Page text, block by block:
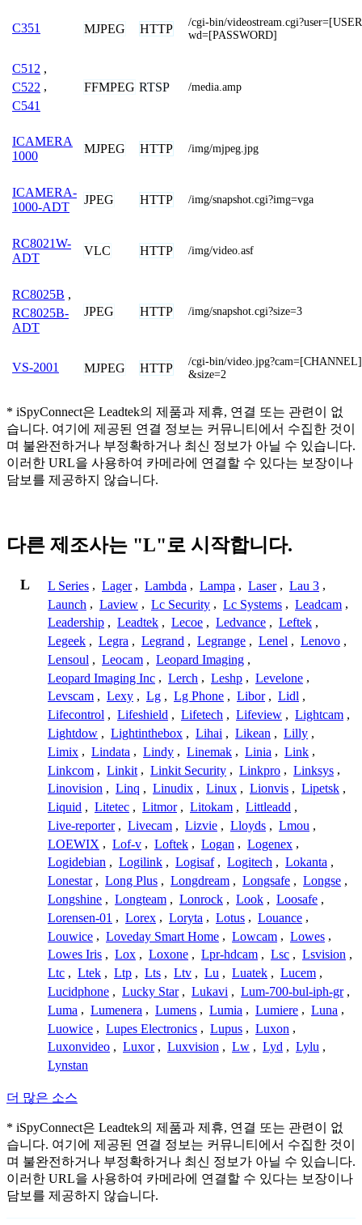
C351 MJPEG HTTP
/cgi-bin/
wd=[PASSWORD]
C512 ,
C522 ,
C541
FFMPEG RTSP /media.amp
ICAMERA
1000
MJPEG HTTP /img/mjpeg.jpg
ICAMERA-
1000-ADT
JPEG HTTP /img/snapshot.cgi?img=vga
RC8021W-
ADT
VLC HTTP /img/video.asf
RC8025B ,
RC8025B-
ADT
JPEG HTTP /img/snapshot.cgi?size=3
VS-2001 MJPEG HTTP
/cgi-bin/
&size=2
* iSpyConnect은 Leadtek의 제품과 제휴, 연결 또는 관련이 없
습니다. 여기에 제공된 연결 정보는 커뮤니티에서 수집한 것이
며 불완전하거나 부정확하거나 최신 정보가 아닐 수 있습니다.
이러한 URL을 사용하여 카메라에 연결할 수 있다는 보장이나
담보를 제공하지 않습니다.
다른 제조사는 "L"로 시작합니다.
L L Series , Lager , Lambda , Lampa , Laser , Lau 3 ,
Launch , Laview , Lc Security , Lc Systems , Leadcam ,
Leadership , Leadtek , Lecoe , Ledvance , Leftek ,
Legeek , Legra , Legrand , Legrange , Lenel , Lenovo ,
Lensoul , Leocam , Leopard Imaging ,
Leopard Imaging Inc , Lerch , Leshp , Levelone ,
Levscam , Lexy , Lg , Lg Phone , Libor , Lidl ,
Lifecontrol , Lifeshield , Lifetech , Lifeview , Lightcam ,
Lightdow , Lightinthebox , Lihai , Likean , Lilly ,
Limix , Lindata , Lindy , Linemak , Linia , Link ,
Linkcom , Linkit , Linkit Security , Linkpro , Linksys ,
Linovision , Linq , Linudix , Linux , Lionvis , Lipetsk ,
Liquid , Litetec , Litmor , Litokam , Littleadd ,
Live-reporter , Livecam , Lizvie , Lloyds , Lmou ,
LOEWIX , Lof-v , Loftek , Logan , Logenex ,
Logidebian , Logilink , Logisaf , Logitech , Lokanta ,
Lonestar , Long Plus , Longdream , Longsafe , Longse ,
Longshine , Longteam , Lonrock , Look , Loosafe ,
Lorensen-01 , Lorex , Loryta , Lotus , Louance ,
Louwice , Loveday Smart Home , Lowcam , Lowes ,
Lowes Iris , Lox , Loxone , Lpr-hdcam , Lsc , Lsvision ,
Ltc , Ltek , Ltp , Lts , Ltv , Lu , Luatek , Lucem ,
Lucidphone , Lucky Star , Lukavi , Lum-700-bul-iph-gr ,
Luma , Lumenera , Lumens , Lumia , Lumiere , Luna ,
Luowice , Lupes Electronics , Lupus , Luxon ,
Luxonvideo , Luxor , Luxvision , Lw , Lyd , Lylu ,
Lynstan
더 많은 소스
* iSpyConnect은 Leadtek의 제품과 제휴, 연결 또는 관련이 없
습니다. 여기에 제공된 연결 정보는 커뮤니티에서 수집한 것이
며 불완전하거나 부정확하거나 최신 정보가 아닐 수 있습니다.
이러한 URL을 사용하여 카메라에 연결할 수 있다는 보장이나
담보를 제공하지 않습니다.